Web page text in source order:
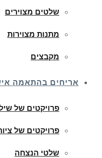
שלטים מצוירים
מתנות מצוירות
מקבצים
אריחים בהתאמה
פרויקטים של
פרויקטים של
שלטי הנצחה